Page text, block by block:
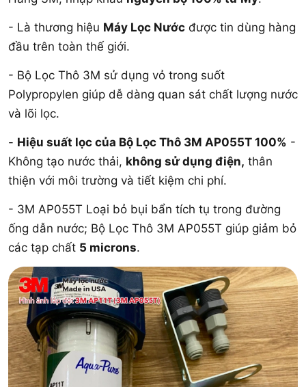
- Là thương hiệu Máy Lọc Nước được tin dùng hàng
đầu trên toàn thế giới.
- Bộ Lọc Thô 3M sử dụng vỏ trong suốt
Polypropylen giúp dễ dàng quan sát chất lượng nước
và lõi lọc.
- Hiệu suất lọc của Bộ Lọc Thô 3M AP055T 100% -
Không tạo nước thải, không sử dụng điện, thân
thiện với môi trường và tiết kiệm chi phí.
- 3M AP055T Loại bỏ bụi bẩn tích tụ trong đường
ống dẫn nước; Bộ Lọc Thô 3M AP055T giúp giảm bỏ
các tạp chất 5 microns.